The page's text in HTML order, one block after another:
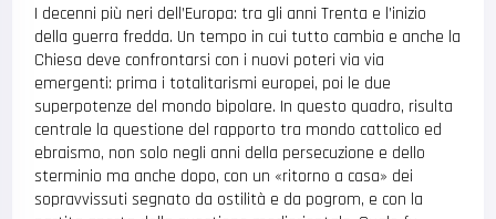
I decenni più neri dell’Europa: tra gli anni Trenta e l’inizio
della guerra fredda. Un tempo in cui tutto cambia e anche la
Chiesa deve confrontarsi con i nuovi poteri via via
emergenti: prima i totalitarismi europei, poi le due
superpotenze del mondo bipolare. In questo quadro, risulta
centrale la questione del rapporto tra mondo cattolico ed
ebraismo, non solo negli anni della persecuzione e dello
sterminio ma anche dopo, con un «ritorno a casa» dei
sopravvissuti segnato da ostilità e da pogrom, e con la